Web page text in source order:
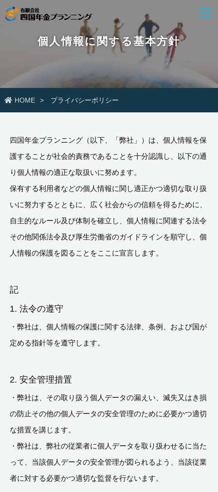
個人情報に関する基本方針
HOME プライバシーポリシー
四国年金プランニング（以下、「弊社」）は、個人情報を保
護することが社会的責務であることを十分認識し、以下の通
り個人情報の適正な取扱いに努めます。
保有する利用者などの個人情報に関し適正かつ適切な取り扱
いに努力するとともに、広く社会からの信頼を得るために、
自主的なルール及び体制を確立し、個人情報に関連する法令
その他関係法令及び厚生労働省のガイドラインを順守し、個
人情報の保護を図ることをここに宣言します。
記
1. 法令の遵守
・弊社は、個人情報の保護に関する法律、条例、および国が
定める指針等を遵守します。
2. 安全管理措置
・弊社は、その取り扱う個人データの漏えい、滅失又はき損
の防止その他の個人データの安全管理のために必要かつ適切
な措置を講じます。
・弊社は、弊社の従業者に個人データを取り扱わせるに当た
って、当該個人データの安全管理が図られるよう、当該従業
者に対する必要かつ適切な監督を行ないます。